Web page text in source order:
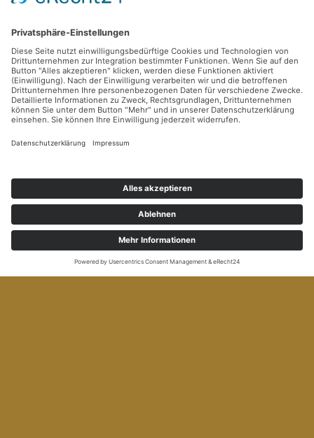
unserer Homepagewww.ferien-esslingen.de
Ferienprogramme ausgesucht und direkt angemeldet werden.
Kinder mit einer Behinderung oder einem Hilfebedarf sind bei uns
herzlich willkommen. Für sie haben wir auch spezielle
Informationen auf unserer Homepage.
Die Homepage wird ständig aktualisiert und ggf. um
Weitere Ferienangebote auch außerhalb der Stadt Esslingen findest
Du beimKreisjugendring Esslingen.
Faschingsferien – Herbstferien